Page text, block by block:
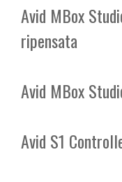
Avid MBox
ripensata
Avid MBox
Avid S1